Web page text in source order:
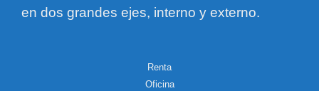
en dos grandes ejes, interno y externo.
Renta
Oficina